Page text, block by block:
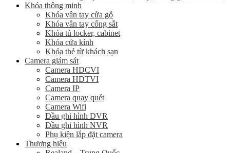
Khóa thông minh
Khóa vân tay cửa gỗ
Khóa vân tay cổng sắt
Khóa tủ locker, cabinet
Khóa cửa kính
Khóa thẻ từ khách sạn
Camera giám sát
Camera HDCVI
Camera HDTVI
Camera IP
Camera quay quét
Camera Wifi
Đầu ghi hình DVR
Đầu ghi hình NVR
Phụ kiện lắp đặt camera
Thương hiệu